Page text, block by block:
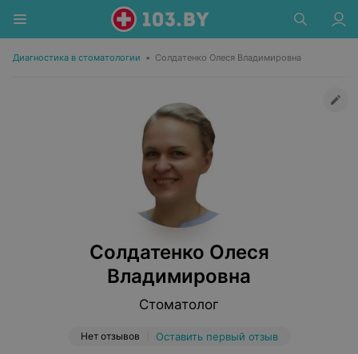
Диагностика в стоматологии • Солдатенко Олеся Владимировна
Солдатенко Олеся
Владимировна
Стоматолог
Нет отзывов Оставить первый отзыв